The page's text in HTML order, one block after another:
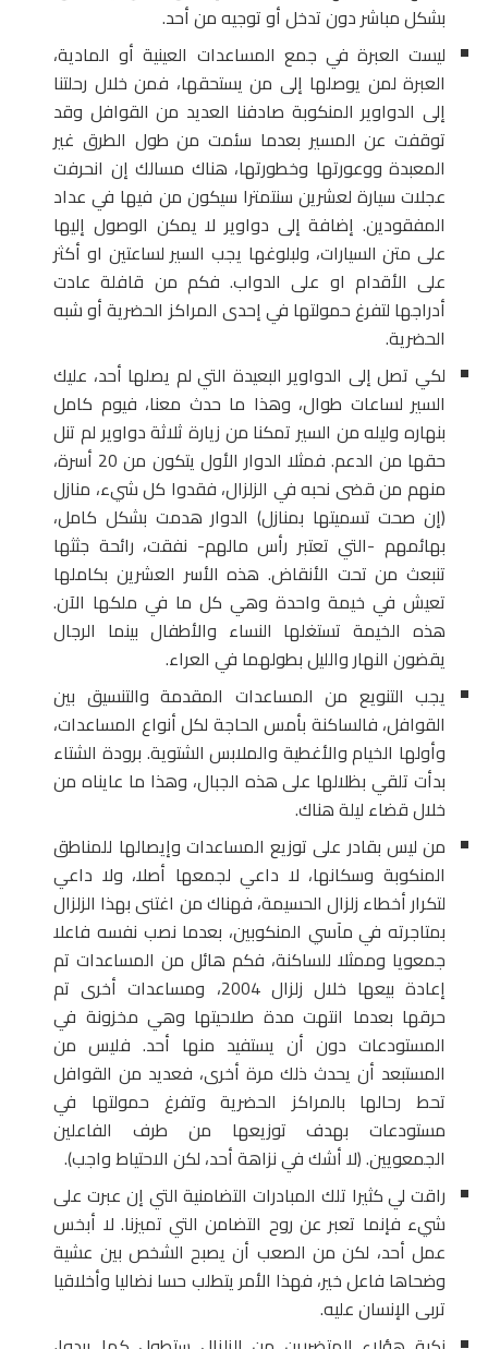
بشكل مباشر دون تدخل أو توجيه من أحد.
ليست العبرة في جمع المساعدات العينية أو المادية،
العبرة لمن يوصلها إلى من يستحقها، فمن خلال رحلتنا
إلى الدواوير المنكوبة صادفنا العديد من القوافل وقد
توقفت عن المسير بعدما سئمت من طول الطرق غير
المعبدة ووعورتها وخطورتها، هناك مسالك إن انحرفت
عجلات سيارة لعشرين سنتمترا سيكون من فيها في عداد
المفقودين. إضافة إلى دواوير لا يمكن الوصول إليها
على متن السيارات، ولبلوغها يجب السير لساعتين او أكثر
على الأقدام او على الدواب. فكم من قافلة عادت
أدراجها لتفرغ حمولتها في إحدى المراكز الحضرية أو شبه
الحضرية.
لكي تصل إلى الدواوير البعيدة التي لم يصلها أحد، عليك
السير لساعات طوال، وهذا ما حدث معنا، فيوم كامل
بنهاره وليله من السير تمكنا من زيارة ثلاثة دواوير لم تنل
حقها من الدعم. فمثلا الدوار الأول يتكون من 20 أسرة،
منهم من قضى نحبه في الزلزال، فقدوا كل شيء، منازل
(إن صحت تسميتها بمنازل) الدوار هدمت بشكل كامل،
بهائمهم -التي تعتبر رأس مالهم- نفقت، رائحة جثثها
تنبعث من تحت الأنقاض. هذه الأسر العشرين بكاملها
تعيش في خيمة واحدة وهي كل ما في ملكها الآن.
هذه الخيمة تستغلها النساء والأطفال بينما الرجال
يقضون النهار والليل بطولهما في العراء.
يجب التنويع من المساعدات المقدمة والتنسيق بين
القوافل، فالساكنة بأمس الحاجة لكل أنواع المساعدات،
وأولها الخيام والأغطية والملابس الشتوية. برودة الشتاء
بدأت تلقي بظلالها على هذه الجبال، وهذا ما عايناه من
خلال قضاء ليلة هناك.
من ليس بقادر على توزيع المساعدات وإيصالها للمناطق
المنكوبة وسكانها، لا داعي لجمعها أصلا، ولا داعي
لتكرار أخطاء زلزال الحسيمة، فهناك من اغتنى بهذا الزلزال
بمتاجرته في مآسي المنكوبين، بعدما نصب نفسه فاعلا
جمعويا وممثلا للساكنة، فكم هائل من المساعدات تم
إعادة بيعها خلال زلزال 2004، ومساعدات أخرى تم
حرقها بعدما انتهت مدة صلاحيتها وهي مخزونة في
المستودعات دون أن يستفيد منها أحد. فليس من
المستبعد أن يحدث ذلك مرة أخرى، فعديد من القوافل
تحط رحالها بالمراكز الحضرية وتفرغ حمولتها في
مستودعات بهدف توزيعها من طرف الفاعلين
الجمعويين. (لا أشك في نزاهة أحد، لكن الاحتياط واجب).
راقت لي كثيرا تلك المبادرات التضامنية التي إن عبرت على
شيء فإنما تعبر عن روح التضامن التي تميزنا. لا أبخس
عمل أحد، لكن من الصعب أن يصبح الشخص بين عشية
وضحاها فاعل خير، فهذا الأمر يتطلب حسا نضاليا وأخلاقيا
تربى الإنسان عليه.